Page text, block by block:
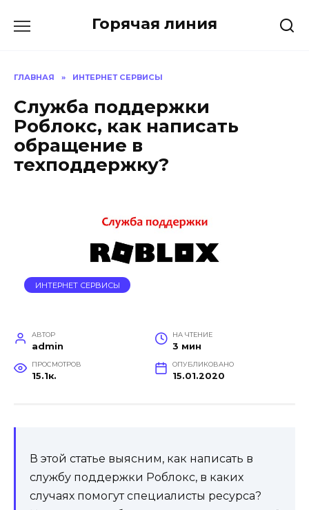
Горячая линия
ГЛАВНАЯ » ИНТЕРНЕТ СЕРВИСЫ
Служба поддержки
Роблокс, как написать
обращение в
техподдержку?
ИНТЕРНЕТ СЕРВИСЫ
АВТОР
admin
НА ЧТЕНИЕ
3 мин
ПРОСМОТРОВ
15.1к.
ОПУБЛИКОВАНО
15.01.2020
В этой статье выясним, как написать в
службу поддержки Роблокс, в каких
случаях помогут специалисты ресурса?